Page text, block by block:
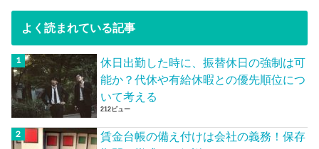
よく読まれている記事
休日出勤した時に、振替休日の強制は可
能か？代休や有給休暇との優先順位につ
いて考える
212ビュー
賃金台帳の備え付けは会社の義務！保存